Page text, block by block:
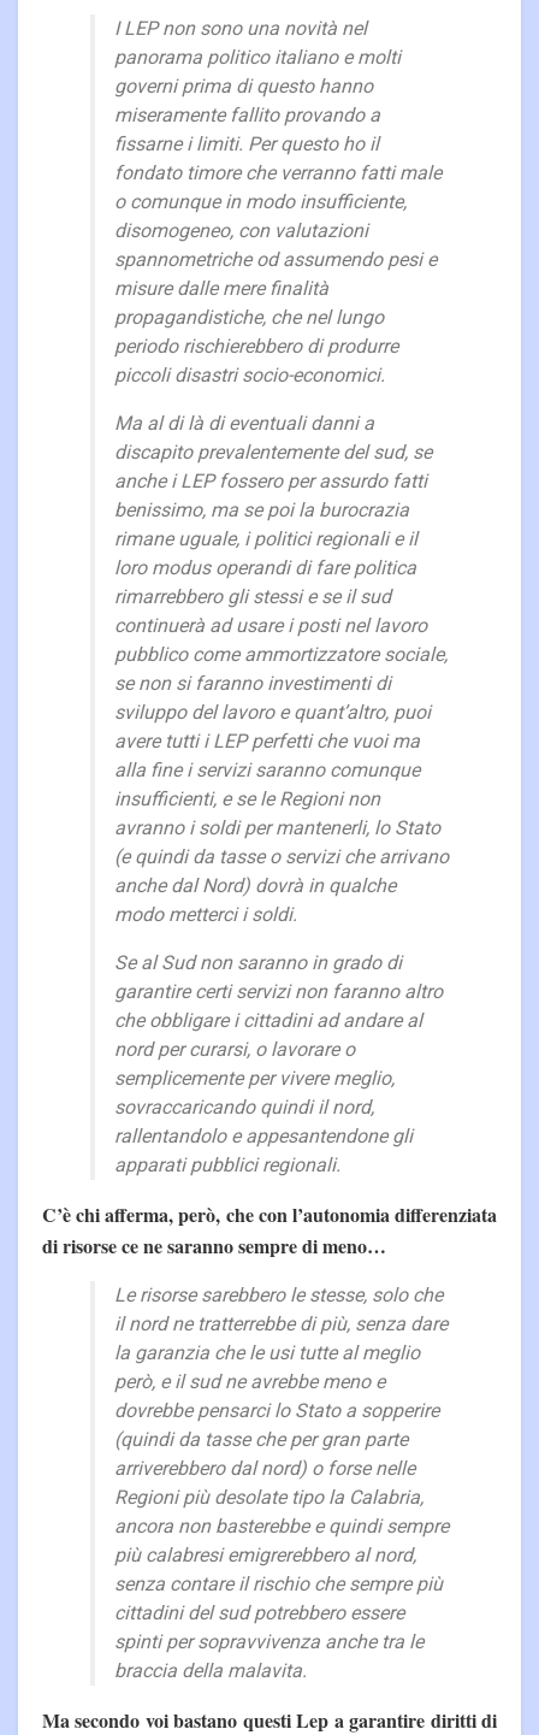
I LEP non sono una novità nel
panorama politico italiano e molti
governi prima di questo hanno
miseramente fallito provando a
fissarne i limiti. Per questo ho il
fondato timore che verranno fatti male
o comunque in modo insufficiente,
disomogeneo, con valutazioni
spannometriche od assumendo pesi e
misure dalle mere finalità
propagandistiche, che nel lungo
periodo rischierebbero di produrre
piccoli disastri socio-economici.
Ma al di là di eventuali danni a
discapito prevalentemente del sud, se
anche i LEP fossero per assurdo fatti
benissimo, ma se poi la burocrazia
rimane uguale, i politici regionali e il
loro modus operandi di fare politica
rimarrebbero gli stessi e se il sud
continuerà ad usare i posti nel lavoro
pubblico come ammortizzatore sociale,
se non si faranno investimenti di
sviluppo del lavoro e quant’altro, puoi
avere tutti i LEP perfetti che vuoi ma
alla fine i servizi saranno comunque
insufficienti, e se le Regioni non
avranno i soldi per mantenerli, lo Stato
(e quindi da tasse o servizi che arrivano
anche dal Nord) dovrà in qualche
modo metterci i soldi.
Se al Sud non saranno in grado di
garantire certi servizi non faranno altro
che obbligare i cittadini ad andare al
nord per curarsi, o lavorare o
semplicemente per vivere meglio,
sovraccaricando quindi il nord,
rallentandolo e appesantendone gli
apparati pubblici regionali.
C’è chi afferma, però, che con l’autonomia differenziata
di risorse ce ne saranno sempre di meno…
Le risorse sarebbero le stesse, solo che
il nord ne tratterrebbe di più, senza dare
la garanzia che le usi tutte al meglio
però, e il sud ne avrebbe meno e
dovrebbe pensarci lo Stato a sopperire
(quindi da tasse che per gran parte
arriverebbero dal nord) o forse nelle
Regioni più desolate tipo la Calabria,
ancora non basterebbe e quindi sempre
più calabresi emigrerebbero al nord,
senza contare il rischio che sempre più
cittadini del sud potrebbero essere
spinti per sopravvivenza anche tra le
braccia della malavita.
Ma secondo voi bastano questi Lep a garantire diritti di